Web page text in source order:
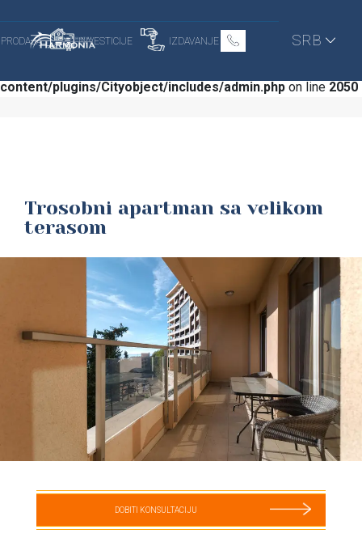
PRODAJA INVESTICIJE IZDAVANJE SRB
Warning
: Trying to access array offset on null in
/home/u757835421/domains/harmonia-
content/plugins/Cityobject/includes/admin.php on line 2050
Trosobni apartman sa velikom
terasom
DOBITI KONSULTACIJU